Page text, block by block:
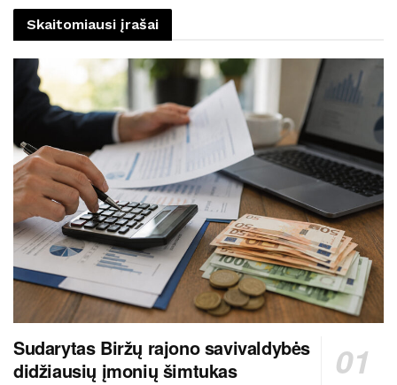
Skaitomiausi įrašai
Sudarytas Biržų rajono savivaldybės
didžiausių įmonių šimtukas